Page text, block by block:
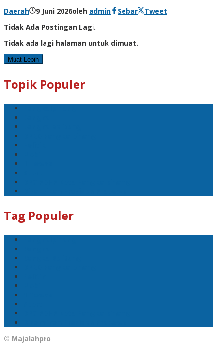
Daerah
9 Juni 2026oleh admin Sebar
Tweet
Tidak Ada Postingan Lagi.
Tidak ada lagi halaman untuk dimuat.
Muat Lebih
Topik Populer
Tag Populer
© Majalahpro